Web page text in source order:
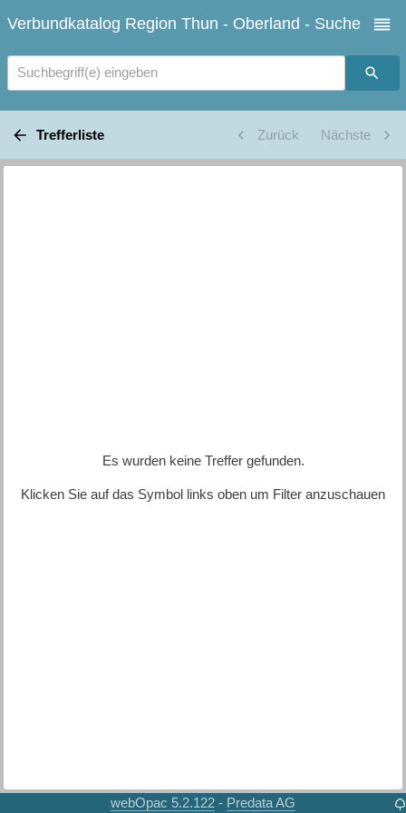
Verbundkatalog Region Thun - Oberland - Suche
Suchbegriff(e) eingeben
Trefferliste Zurück Nächste
Es wurden keine Treffer gefunden.
Klicken Sie auf das Symbol links oben um Filter anzuschauen
webOpac 5.2.122 - Predata AG